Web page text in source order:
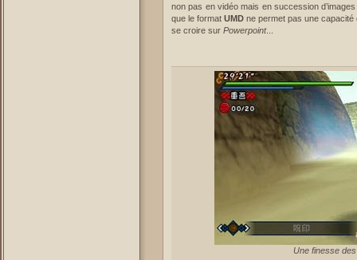
non pas en vidéo mais en succession
que le formatUMD ne permet pas une
se croire sur Powerpoint...
Une finesse